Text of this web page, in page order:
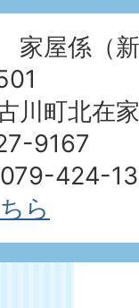
家屋係（
川町北在
9167
424-
ら